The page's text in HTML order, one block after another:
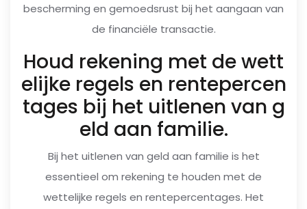
bescherming en gemoedsrust bij het aangaan van
de financiële transactie.
Houd rekening met de wett
elijke regels en rentepercen
tages bij het uitlenen van g
eld aan familie.
Bij het uitlenen van geld aan familie is het
essentieel om rekening te houden met de
wettelijke regels en rentepercentages. Het